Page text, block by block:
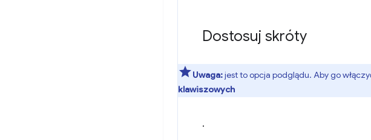
Dostosuj skróty
Uwaga:jest to opcja podglądu. Aby go
klawiszowych
.